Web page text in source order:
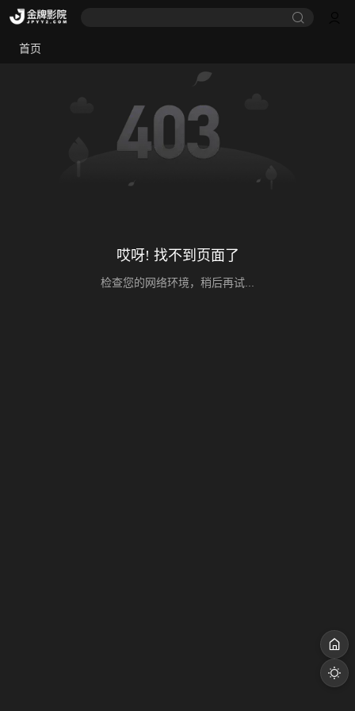
首页
哎呀! 找不到页面了
检查您的网络环境，稍后再试...